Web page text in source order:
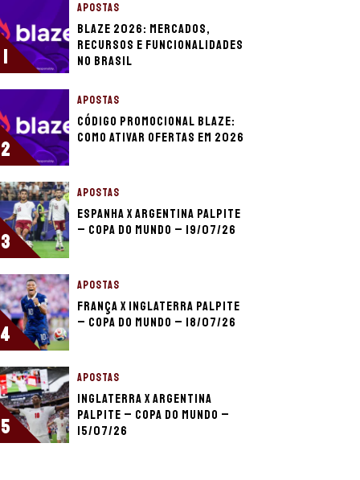
1
APOSTAS
Blaze 2026: mercados,
recursos e funcionalidades
no Brasil
2
APOSTAS
Código promocional Blaze:
como ativar ofertas em 2026
3
APOSTAS
Espanha x Argentina palpite
– Copa do Mundo – 19/07/26
4
APOSTAS
França x Inglaterra palpite
– Copa do Mundo – 18/07/26
5
APOSTAS
Inglaterra x Argentina
palpite – Copa do Mundo –
15/07/26